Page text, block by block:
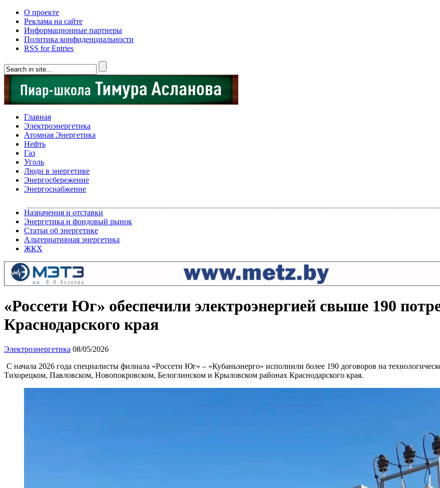
О проекте
Реклама на сайте
Информационные партнеры
Политика конфиденциальности
RSS for Entries
Главная
Электроэнергетика
Атомная Энергетика
Нефть
Газ
Уголь
Люди в энергетике
Энергосбережение
Энергоснабжение
Назначения и отставки
Энергетика и фондовый рынок
Статьи об энергетике
Альтернативная энергетика
ЖКХ
«Россети Юг» обеспечили электроэнергией свыше 190
Краснодарского края
Электроэнергетика 08/05/2026
С начала 2026 года специалисты филиала «Россети Юг» – «Кубаньэнерго» исполнили более 190 договоров на
Тихорецком, Павловском, Новопокровском, Белоглинском и Крыловском районах Краснодарского края.